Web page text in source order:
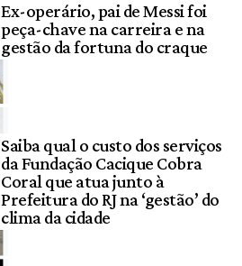
Ex-operário, pai de Messi foi
peça-chave na carreira e na
gestão da fortuna do craque
Saiba qual o custo dos serviços
da Fundação Cacique Cobra
Coral que atua junto à
Prefeitura do RJ na ‘gestão’ do
clima da cidade